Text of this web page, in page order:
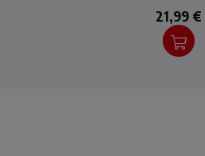
21,99 €